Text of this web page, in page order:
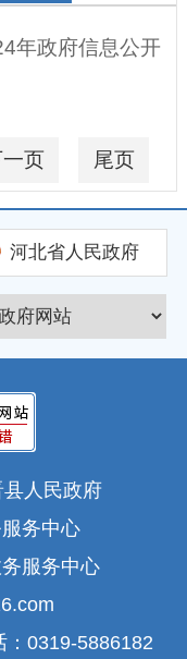
年政府信息公开
页 尾页
河北省人民政府
人民政府
务中心
服务中心
0319-5886182